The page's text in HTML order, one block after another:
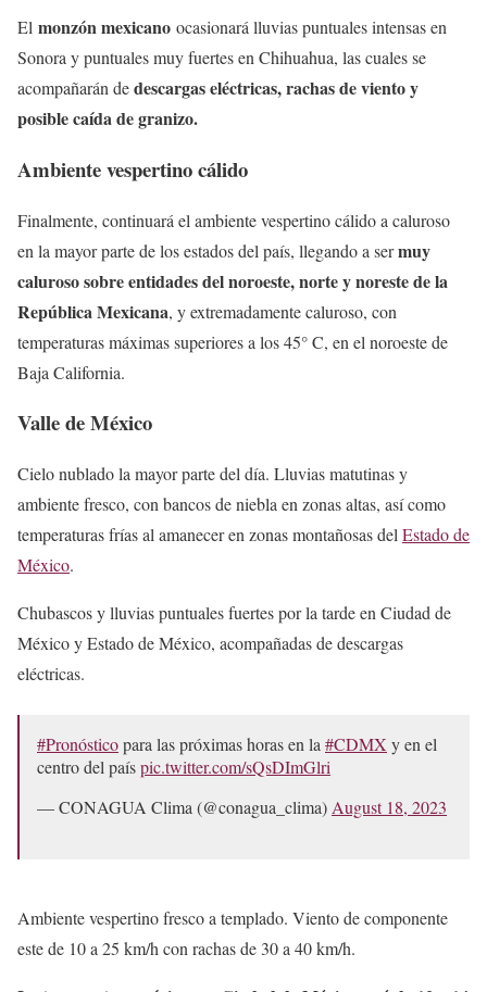
El monzón mexicano ocasionará lluvias puntuales intensas en
Sonora y puntuales muy fuertes en Chihuahua, las cuales se
acompañarán dedescargas eléctricas, rachas de viento y
posible caída de granizo.
Ambiente vespertino cálido
Finalmente, continuará el ambiente vespertino cálido a caluroso
en la mayor parte de los estados del país, llegando a sermuy
caluroso sobre entidades del noroeste, norte y noreste de la
República Mexicana, y extremadamente caluroso, con
temperaturas máximas superiores a los 45° C, en el noroeste de
Baja California.
Valle de México
Cielo nublado la mayor parte del día. Lluvias matutinas y
ambiente fresco, con bancos de niebla en zonas altas, así como
temperaturas frías al amanecer en zonas montañosas del Estado de
México.
Chubascos y lluvias puntuales fuertes por la tarde en Ciudad de
México y Estado de México, acompañadas de descargas
eléctricas.
#Pronósticopara las próximas horas en la #CDMX y en el
centro del paíspic.twitter.com/sQsDImGlri
— CONAGUA Clima (@conagua_clima) August 18, 2023
Ambiente vespertino fresco a templado. Viento de componente
este de 10 a 25 km/h con rachas de 30 a 40 km/h.